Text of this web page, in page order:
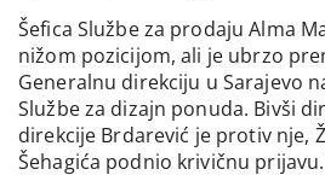
Šefica Službe za prodaju Alma
nižom pozicijom, ali je ubrzo
Generalnu direkciju u Sarajevo
Službe za dizajn ponuda. Bivši
direkcije Brdarević je protiv nje,
Šehagića podnio krivičnu